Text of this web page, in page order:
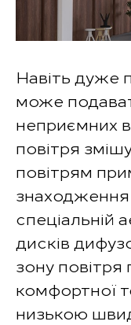
Навіть дуже
може
неприємних
повітря
повітрям
спеціальній
дисків
зону
комфортної
низькою